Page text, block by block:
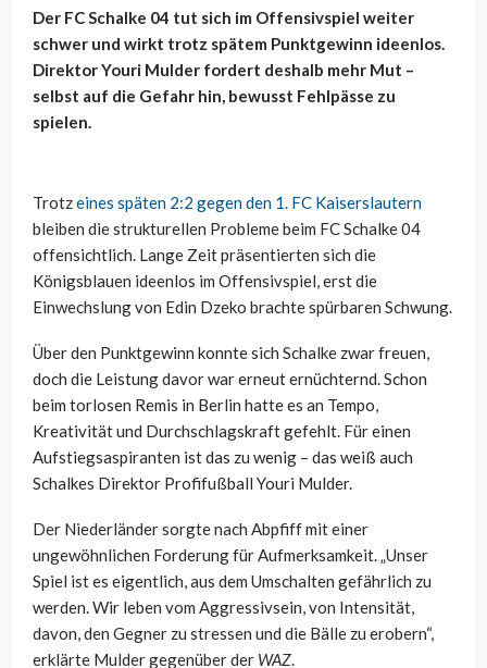
Der FC Schalke 04 tut sich im Offensivspiel weiter
schwer und wirkt trotz spätem Punktgewinn ideenlos.
Direktor Youri Mulder fordert deshalb mehr Mut –
selbst auf die Gefahr hin, bewusst Fehlpässe zu
spielen.
Trotzeines späten 2:2 gegen den 1. FC Kaiserslautern
bleiben die strukturellen Probleme beim FC Schalke 04
offensichtlich. Lange Zeit präsentierten sich die
Königsblauen ideenlos im Offensivspiel, erst die
Einwechslung von Edin Dzeko brachte spürbaren Schwung.
Über den Punktgewinn konnte sich Schalke zwar freuen,
doch die Leistung davor war erneut ernüchternd. Schon
beim torlosen Remis in Berlin hatte es an Tempo,
Kreativität und Durchschlagskraft gefehlt. Für einen
Aufstiegsaspiranten ist das zu wenig – das weiß auch
Schalkes Direktor Profifußball Youri Mulder.
Der Niederländer sorgte nach Abpfiff mit einer
ungewöhnlichen Forderung für Aufmerksamkeit. „Unser
Spiel ist es eigentlich, aus dem Umschalten gefährlich zu
werden. Wir leben vom Aggressivsein, von Intensität,
davon, den Gegner zu stressen und die Bälle zu erobern“,
erklärte Mulder gegenüber der WAZ.